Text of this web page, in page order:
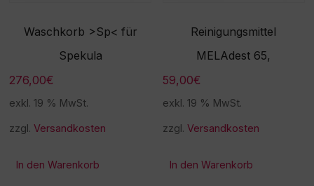
Waschkorb >Sp< für
Spekula
276,00€
exkl. 19 % MwSt.
zzgl.Versandkosten
In den Warenkorb
Reinigungsmittel
MELAdest 65,
59,00€
exkl. 19 % MwSt.
zzgl.Versandkosten
In den Warenkorb